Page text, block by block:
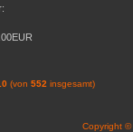
(von 552 insgesamt)
Copyright